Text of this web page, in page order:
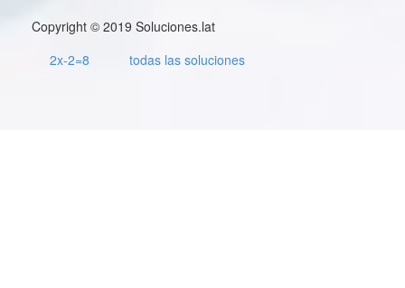
Copyright © 2019 Soluciones.lat
2x-2=8
todas las soluciones